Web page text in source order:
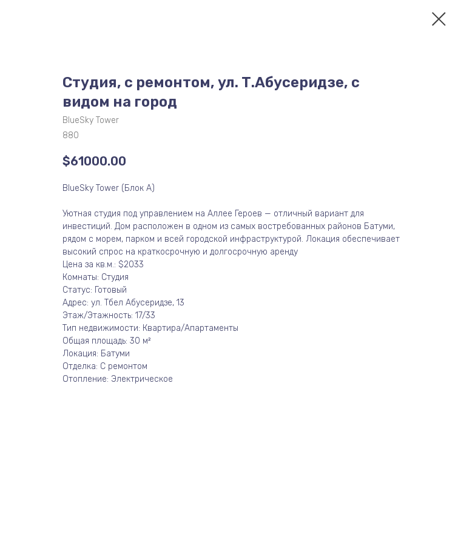
Студия, с ремонтом, ул. Т.Абусеридзе, с
видом на город
BlueSky Tower
880
$61000.00
BlueSky Tower (Блок А)
Уютная студия под управлением на Аллее Героев — отличный вариант для
инвестиций. Дом расположен в одном из самых востребованных районов Батуми,
рядом с морем, парком и всей городской инфраструктурой. Локация обеспечивает
высокий спрос на краткосрочную и долгосрочную аренду
Цена за кв.м.: $2033
Комнаты: Студия
Статус: Готовый
Адрес: ул. Тбел Абусеридзе, 13
Этаж/Этажность: 17/33
Тип недвижимости: Квартира/Апартаменты
Общая площадь: 30 м²
Локация: Батуми
Отделка: С ремонтом
Отопление: Электрическое